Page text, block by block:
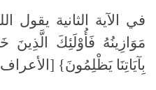
في الآية الثانية
مَوَازِينُهُ فَأُوْلَئِكَ الَّذِينَ
بِآيَاتِنَا يَظْلِمُونَ} [الأعراف: